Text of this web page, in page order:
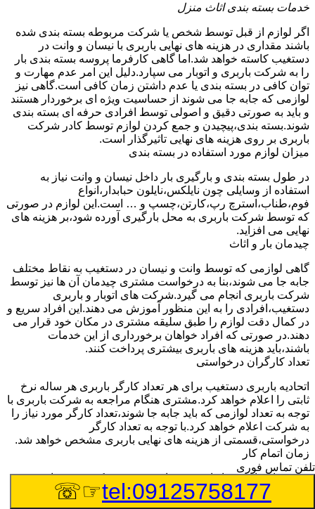
خدمات بسته بندی اثاث منزل
اگر لوازم از قبل توسط شخص یا شرکت مربوطه بسته بندی شده
باشند مقداری در هزینه های نهایی باربری با نیسان و وانت در
دستغیب کاسته خواهد شد.اما گاهی کارفرما پروسه بسته بندی بار
را به شرکت باربری و اتوبار می سپارد.دلیل این امر عدم مهارت و
توان کافی در بسته بندی یا عدم داشتن زمان کافی است.گاهی نیز
لوازمی که جابه جا می شوند از حساسیت ویژه ای برخوردار هستند
و باید به صورتی دقیق و اصولی توسط افرادی حرفه ای بسته بندی
شوند.بسته بندی،پیچیدن و جمع کردن لوازم توسط کادر شرکت
باربری بر روی هزینه های نهایی تاثیرگذار است.
میزان لوازم مورد استفاده در بسته بندی
در طول بسته بندی و بارگیری بار داخل نیسان و وانت نیاز به
استفاده از وسایلی چون نایلکس،نایلون حبابدار،انواع
فوم،طناب،استرچ رپ،کارتن،چسپ و … است.این لوازم در صورتی
که توسط شرکت باربری به محل بارگیری آورده شود،بر هزینه های
نهایی می افزاید.
چیدمان بار و اثاث
گاهی لوازمی که توسط وانت و نیسان در دستغیب به نقاط مختلف
جابه جا می شوند،بنا به درخواست مشتری چیدمان آن ها نیز توسط
شرکت باربری انجام می گیرد.شرکت های اتوبار و باربری
دستغیب،افرادی را به این منظور آموزش می دهند.این افراد سریع و
در کمال دقت لوازم را طبق سلیقه مشتری در مکان خود قرار می
دهند.در صورتی که افراد خواهان برخورداری از این خدمات
باشند،باید هزینه های باربری بیشتری پرداخت کنند.
تعداد کارگران درخواستی
اتحادیه باربری دستغیب برای هر تعداد کارگر باربری هر ساله نرخ
ثابتی را اعلام خواهد کرد.مشتری هنگام مراجعه به شرکت باربری با
توجه به تعداد لوازمی که باید جابه جا شوند،تعداد کارگر مورد نیاز را
به شرکت اعلام خواهد کرد.با توجه به تعداد کارگر
درخواستی،قسمتی از هزینه های نهایی باربری مشخص خواهد شد.
زمان اتمام کار
هزینه های باربری با وانت و نیسان در صورتی که پروسه باربری
بیشتر از سه ساعت طول بکشد،افزایش خواهد یافت.این مدت
زمان به صورت استادندارد توسط اتحادیه باربری تعیین شده
تلفن تماس فوری
tel:09125758177
☞☏